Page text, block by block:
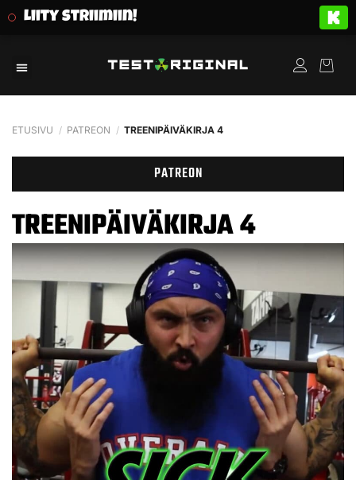
Liity striimiin!
ETUSIVU / PATREON / TREENIPÄIVÄKIRJA 4
PATREON
TREENIPÄIVÄKIRJA 4